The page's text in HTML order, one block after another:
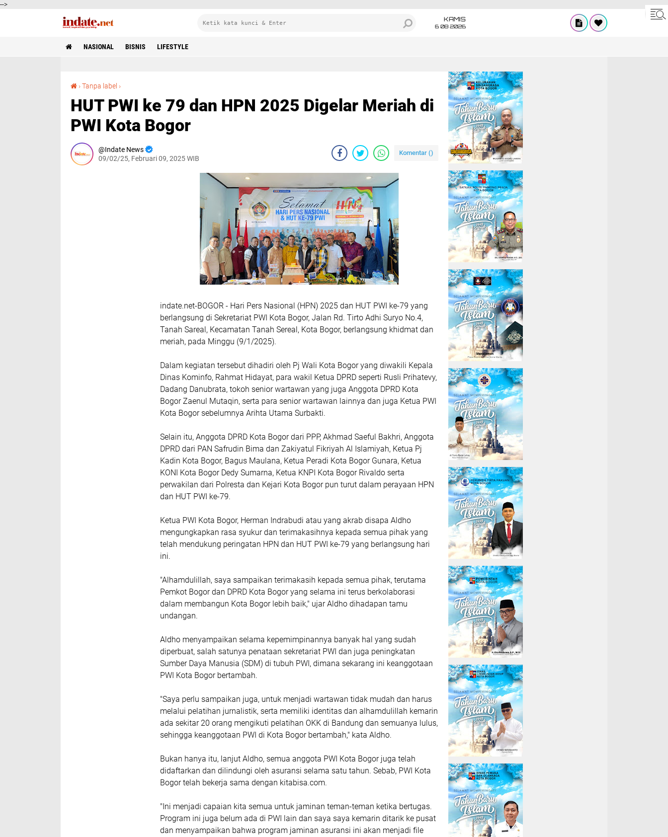
-->
KAMIS
6 08 2026
NASIONAL BISNIS LIFESTYLE
›Tanpa label ›
HUT PWI ke 79 dan HPN 2025 Digelar Meriah di
PWI Kota Bogor
Indate News
09/02/25, Februari 09, 2025 WIB
Komentar ()
indate.net-BOGOR - Hari Pers Nasional (HPN) 2025 dan HUT PWI ke-79 yang
berlangsung di Sekretariat PWI Kota Bogor, Jalan Rd. Tirto Adhi Suryo No.4,
Tanah Sareal, Kecamatan Tanah Sereal, Kota Bogor, berlangsung khidmat dan
meriah, pada Minggu (9/1/2025).
Dalam kegiatan tersebut dihadiri oleh Pj Wali Kota Bogor yang diwakili Kepala
Dinas Kominfo, Rahmat Hidayat, para wakil Ketua DPRD seperti Rusli Prihatevy,
Dadang Danubrata, tokoh senior wartawan yang juga Anggota DPRD Kota
Bogor Zaenul Mutaqin, serta para senior wartawan lainnya dan juga Ketua PWI
Kota Bogor sebelumnya Arihta Utama Surbakti.
Selain itu, Anggota DPRD Kota Bogor dari PPP, Akhmad Saeful Bakhri, Anggota
DPRD dari PAN Safrudin Bima dan Zakiyatul Fikriyah Al Islamiyah, Ketua Pj
Kadin Kota Bogor, Bagus Maulana, Ketua Peradi Kota Bogor Gunara, Ketua
KONI Kota Bogor Dedy Sumarna, Ketua KNPI Kota Bogor Rivaldo serta
perwakilan dari Polresta dan Kejari Kota Bogor pun turut dalam perayaan HPN
dan HUT PWI ke-79.
Ketua PWI Kota Bogor, Herman Indrabudi atau yang akrab disapa Aldho
mengungkapkan rasa syukur dan terimakasihnya kepada semua pihak yang
telah mendukung peringatan HPN dan HUT PWI ke-79 yang berlangsung hari
ini.
"Alhamdulillah, saya sampaikan terimakasih kepada semua pihak, terutama
Pemkot Bogor dan DPRD Kota Bogor yang selama ini terus berkolaborasi
dalam membangun Kota Bogor lebih baik," ujar Aldho dihadapan tamu
undangan.
Aldho menyampaikan selama kepemimpinannya banyak hal yang sudah
diperbuat, salah satunya penataan sekretariat PWI dan juga peningkatan
Sumber Daya Manusia (SDM) di tubuh PWI, dimana sekarang ini keanggotaan
PWI Kota Bogor bertambah.
"Saya perlu sampaikan juga, untuk menjadi wartawan tidak mudah dan harus
melalui pelatihan jurnalistik, serta memiliki identitas dan alhamdulillah kemarin
ada sekitar 20 orang mengikuti pelatihan OKK di Bandung dan semuanya lulus,
sehingga keanggotaan PWI di Kota Bogor bertambah," kata Aldho.
Bukan hanya itu, lanjut Aldho, semua anggota PWI Kota Bogor juga telah
didaftarkan dan dilindungi oleh asuransi selama satu tahun. Sebab, PWI Kota
Bogor telah bekerja sama dengan kitabisa.com.
"Ini menjadi capaian kita semua untuk jaminan teman-teman ketika bertugas.
Program ini juga belum ada di PWI lain dan saya saya kemarin ditarik ke pusat
dan menyampaikan bahwa program jaminan asuransi ini akan menjadi file